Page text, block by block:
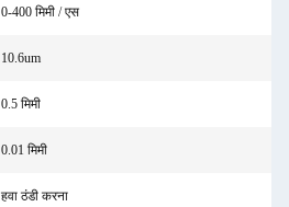
0-400 मिमी / एस
10.6um
0.5 मिमी
0.01 मिमी
हवा ठंडी करना